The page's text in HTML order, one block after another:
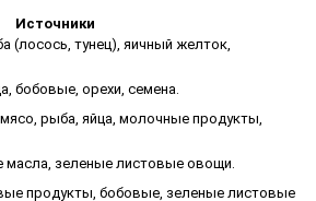
Источники
(лосось, тунец), яичный желток,
бобовые, орехи, семена.
рыба, яйца, молочные продукты,
масла, зеленые листовые овощи.
продукты, бобовые, зеленые листовые